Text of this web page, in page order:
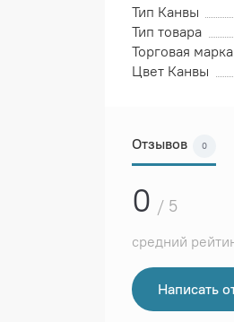
Тип Канвы
Тип товара
Торговая марка
Цвет Канвы
Отзывов 0
0 / 5
средний
Написать